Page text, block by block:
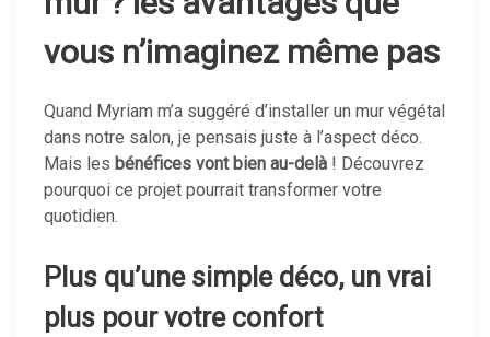
vous n’imaginez même pas
Quand Myriam m’a suggéré d’installer un mur végétal
dans notre salon, je pensais juste à l’aspect déco.
Mais les bénéfices vont bien au-delà ! Découvrez
pourquoi ce projet pourrait transformer votre
quotidien.
Plus qu’une simple déco, un vrai
plus pour votre confort